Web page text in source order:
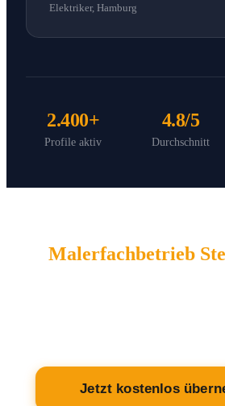
Elektriker, Hamburg
2.400+
Profile aktiv
4.8/5
Durchschnitt
Malerfachbetrieb
Jetzt kostenlos